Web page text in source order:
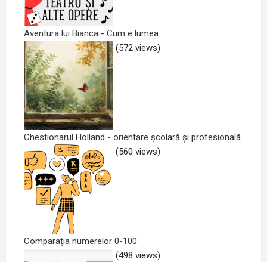
Aventura lui Bianca - Cum e lumea
(572 views)
Chestionarul Holland - orientare școlară și profesională
(560 views)
Comparația numerelor 0-100
(498 views)